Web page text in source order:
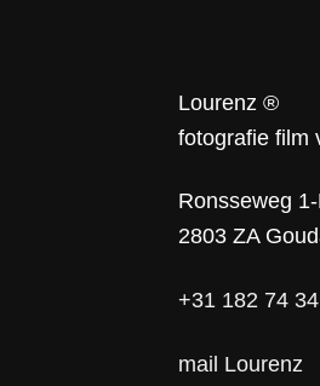
Lourenz ®
fotografie film
Ronsseweg
2803 ZA
+31 182 74
mail Lourenz